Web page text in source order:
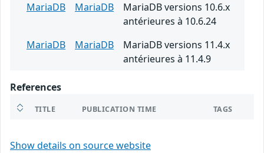
MariaDB
MariaDB
MariaDB versions 10.6.x
antérieures à 10.6.24
MariaDB
MariaDB
MariaDB versions 11.4.x
antérieures à 11.4.9
References
TITLE PUBLICATION TIME TAGS
Show details on source website